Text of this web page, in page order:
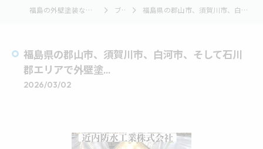
福島の外壁塗装なら近内防水工業株式会社 ブログ 福島県の郡山市、須賀川市、白河市、そして石川郡エリアで外壁塗...
福島県の郡山市、須賀川市、白河市、そして石川
郡エリアで外壁塗...
2026/03/02